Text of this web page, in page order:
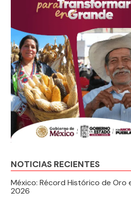
NOTICIAS RECIENTES
México: Récord Histórico de Oro
2026